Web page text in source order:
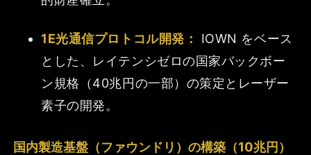
1E光通信プロトコル開発：
IOWN をベース
とした、レイテンシゼロの国家バックボー
ン規格（40兆円の一部）の策定とレーザー
素子の開発。
国内製造基盤（ファウンドリ）の構築（10兆円）